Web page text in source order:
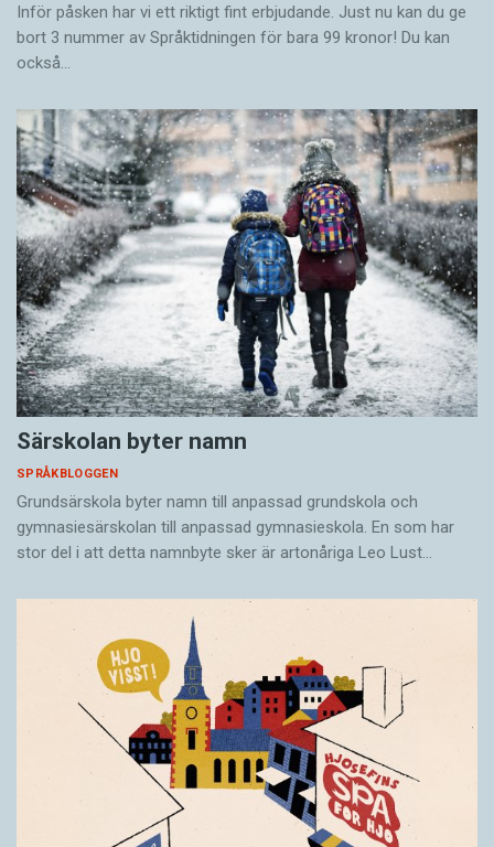
Inför påsken har vi ett riktigt fint erbjudande. Just nu kan du ge
bort 3 nummer av Språktidningen för bara 99 kronor! Du kan
också…
Särskolan byter namn
SPRÅKBLOGGEN
Grundsärskola byter namn till anpassad grundskola och
gymnasiesärskolan till anpassad gymnasieskola. En som har
stor del i att detta namnbyte sker är artonåriga Leo Lust…